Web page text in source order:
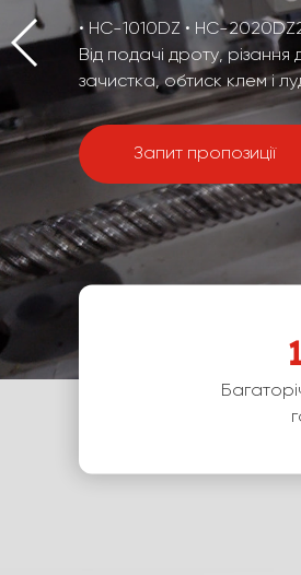
• HC-1010DZ • HC-
Від подачі дроту, різання
зачистка, обтиск клем і
Запит пропозиції